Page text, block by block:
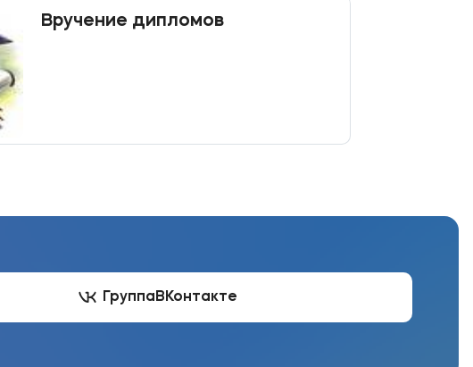
Вручение дипломов
Группа ВКонтакте